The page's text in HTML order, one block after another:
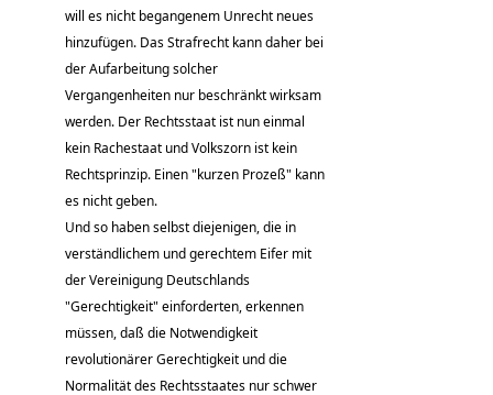
will es nicht begangenem Unrecht neues
hinzufügen. Das Strafrecht kann daher bei
der Aufarbeitung solcher
Vergangenheiten nur beschränkt wirksam
werden. Der Rechtsstaat ist nun einmal
kein Rachestaat und Volkszorn ist kein
Rechtsprinzip. Einen "kurzen Prozeß" kann
es nicht geben.
Und so haben selbst diejenigen, die in
verständlichem und gerechtem Eifer mit
der Vereinigung Deutschlands
"Gerechtigkeit" einforderten, erkennen
müssen, daß die Notwendigkeit
revolutionärer Gerechtigkeit und die
Normalität des Rechtsstaates nur schwer